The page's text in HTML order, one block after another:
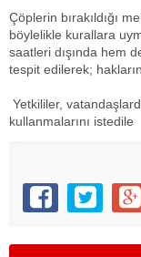
Çöplerin bırakıldığı
böylelikle kurallara
saatleri dışında hem
tespit edilerek;
Yetkililer,
kullanmalarını istedile